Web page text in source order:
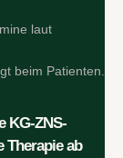
laut
beim Patienten.
KG-ZNS-
Therapie ab